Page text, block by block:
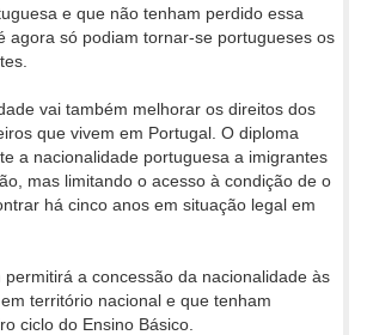
e que não tenham perdido essa
agora só podiam tornar-se portugueses os
vai também melhorar os direitos dos
que vivem em Portugal. O diploma
a nacionalidade portuguesa a imigrantes
mas limitando o acesso à condição de o
há cinco anos em situação legal em
permitirá a concessão da nacionalidade às
território nacional e que tenham
ciclo do Ensino Básico.